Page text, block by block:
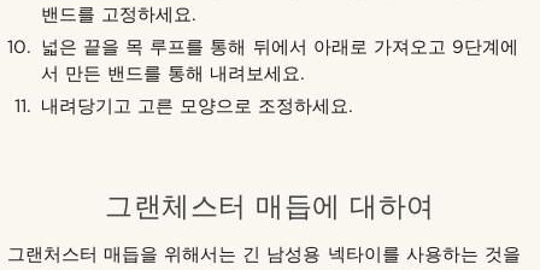
밴드를 고정하세요.
넓은 끝을 목 루프를 통해 뒤에서 아래로 가져오고 9단계에
서 만든 밴드를 통해 내려보세요.
내려당기고 고른 모양으로 조정하세요.
그랜체스터 매듭에 대하여
그랜처스터 매듭을 위해서는 긴 남성용 넥타이를 사용하는 것을